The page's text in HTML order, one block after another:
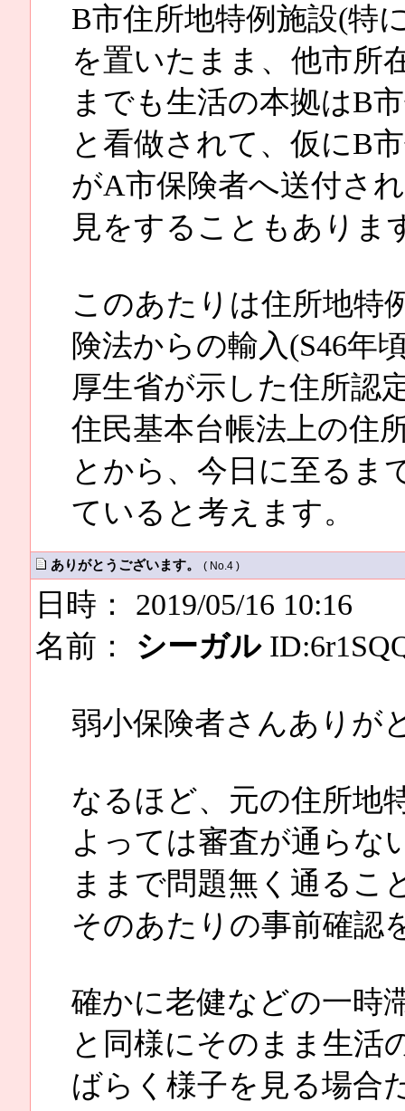
B市住所地特例施設(特
を置いたまま、他市所
までも生活の本拠はB
と看做されて、仮にB
がA市保険者へ送付さ
見をすることもありま
このあたりは住所地特
険法からの輸入(S46年
厚生省が示した住所認
住民基本台帳法上の住
とから、今日に至るま
ていると考えます。
ありがとうございます。 ( No.4 )
日時： 2019/05/16 10:16
名前： シーガル
弱小保険者さんありが
なるほど、元の住所地
よっては審査が通らな
ままで問題無く通るこ
そのあたりの事前確認
確かに老健などの一時
と同様にそのまま生活
ばらく様子を見る場合